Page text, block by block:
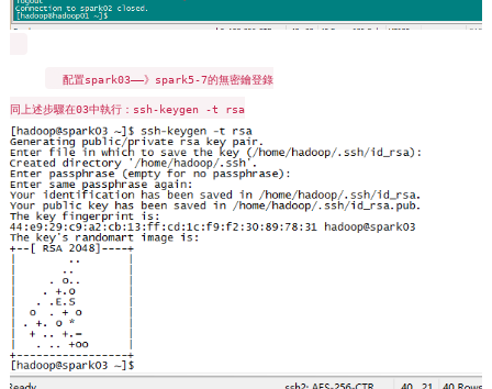
配置spark03——》spark5-7的無密鑰登錄
同上述步驟在03中執行：ssh-keygen -t rsa